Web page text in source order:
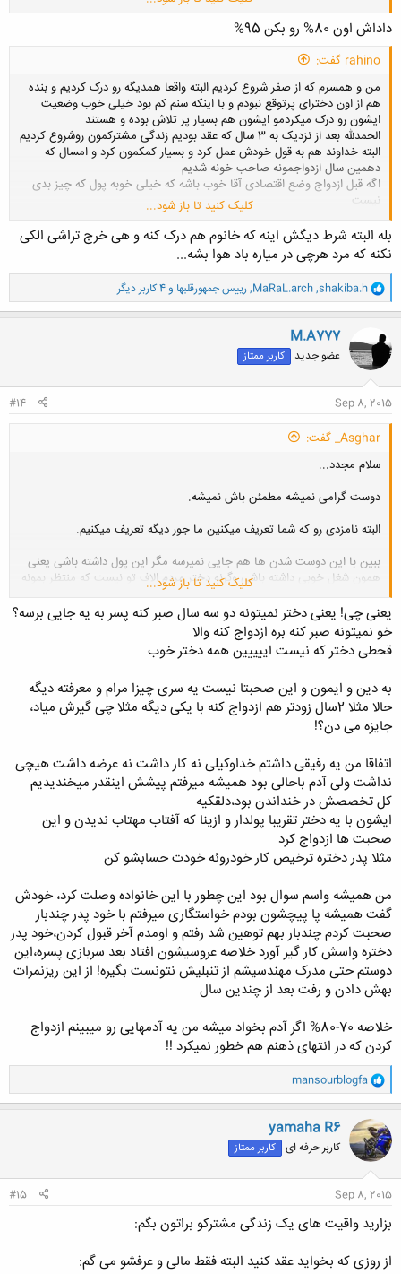
کلن ازدواج خوبه ولی باحال تر و بهترش صمیمیت و دوستیه بین دو نفره که
اگر نباشه پول و هیچی درستش نمیکنه. البته خو اسلام دست ما رو بسته برای
داداش اون 80% رو بکن 95%
rahino گفت:
من و همسرم که از صفر شروع کردیم البته واقعا همدیگه رو درک کردیم و بنده
هم از اون دخترای پرتوقع نبودم و با اینکه سنم کم بود خیلی خوب وضعیت
ایشون رو درک میکردمو ایشون هم بسیار پر تلاش بوده و هستند
الحمدلله بعد از نزدیک به 3 سال که عقد بودیم زندگی مشترکمون روشروع کردیم
البته خداوند هم به قول خودش عمل کرد و بسیار کمکمون کرد و امسال که
دهمین سال ازدواجمونه صاحب خونه شدیم
اگه قبل ازدواج وضع اقتصادی آقا خوب باشه که خیلی خوبه پول که چیز بدی
نیست
اما اگه این مورد هم نباشه یک آقای جوان با همت و تلاش میتونه زندگی
خوبی روبسازه البته شرطش اینه که تنبل نباشه و توکلشم زیاد باشه
کلیک کنید تا باز شود...
بله البته شرط دیگش اینه که خانوم هم درک کنه و هی خرج تراشی الکی
نکنه که مرد هرچی در میاره باد هوا بشه...
و
ا
ک
ش
ه
ا
shakiba.h
,
MaRaL.arch
,رییس جمهورقلبها و 4 کاربر دیگر
M.A777
عضو جدید کاربر ممتاز
Sep 8, 2015
#14
Asghar_ گفت:
سلام مجدد...
دوست گرامی نمیشه مطمئن باش نمیشه.
البته نامزدی رو که شما تعریف میکنین ما جور دیگه تعریف میکنیم.
ببین با این دوست شدن ها هم جایی نمیرسه مگر این پول داشته باشی یعنی
همون شغل خوبی داشته باشی وگرنه دختر مردم الاف تو نیست که منتظر بمونه
تو سربازیتو تموم کنی کار پیدا کنی بعد بیایی به خانوادت بگی که همینا خودش
کلی ماجرا داره. نمیشه دیگه....فقط تحت دو شرایط امکان داره انم اینه که هر
دو خانواده واقعا خدایی و اعتقاد به دین داشته باشن و هوای پسر و دختر رو
داشته باشن و حالت دوم اینه که پسر از جانب پدر تا مدت زمانی(حداقل تا ان
موقعی که سربازی و کارش و دانشگاه و...درست شه) ساپورت مالی بشه، کما
اعتقادشون بیشتره...من که اینطوری دیدم من خودم چند تا دوست سنی داشتم
و دیدم. کلا طرف های مشهد هم اینطور ازدواج ها بیشتر اتفاق میفته چون یه
شهر مذهبی هست.
فک میکنم شما الان تو دوره نمیدونم چی بهش میگن جوگیر خوبه!؟
موفق باشید.
کلیک کنید تا باز شود...
یعنی چی! یعنی دختر نمیتونه دو سه سال صبر کنه پسر به یه جایی برسه؟
خو نمیتونه صبر کنه بره ازدواج کنه والا
قحطی دختر که نیست اییییین همه دختر خوب
به دین و ایمون و این صحبتا نیست یه سری چیزا مرام و معرفته دیگه
حالا مثلا 2سال زودتر هم ازدواج کنه با یکی دیگه مثلا چی گیرش میاد،
جایزه می دن؟!
اتفاقا من یه رفیقی داشتم خداوکیلی نه کار داشت نه عرضه داشت هیچی
نداشت ولی آدم باحالی بود همیشه میرفتم پیشش اینقدر میخندیدیم
کل تخصصش در خنداندن بود،دلقکیه
ایشون با یه دختر تقریبا پولدار و ازینا که آفتاب مهتاب ندیدن و این
صحبت ها ازدواج کرد
مثلا پدر دختره ترخیص کار خودروئه خودت حسابشو کن
من همیشه واسم سوال بود این چطور با این خانواده وصلت کرد، خودش
گفت همیشه پا پیچشون بودم خواستگاری میرفتم با خود پدر چندبار
صحبت کردم چندبار بهم توهین شد رفتم و اومدم آخر قبول کردن،خود پدر
دختره واسش کار گیر آورد خلاصه عروسیشون افتاد بعد سربازی پسره،این
دوستم حتی مدرک مهندسیشم از تنبلیش نتونست بگیره! از این ریزنمرات
بهش دادن و رفت بعد از چندین سال
خلاصه 70-80% اگر آدم بخواد میشه من یه آدمهایی رو میبینم ازدواج
کردن که در انتهای ذهنم هم خطور نمیکرد !!
و
ا
ک
ن
ش
ه
ا
mansourblogfa
yamaha R6
کاربر حرفه ای کاربر ممتاز
Sep 8, 2015
#15
بزارید واقیت های یک زندگی مشترکو براتون بگم:
از روزی که بخواید عقد کنید البته فقط مالی و عرفشو می گم: